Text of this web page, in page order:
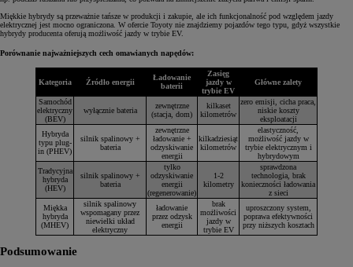
Miękkie hybrydy są przeważnie tańsze w produkcji i zakupie, ale ich funkcjonalność pod względem jazdy
elektrycznej jest mocno ograniczona. W ofercie Toyoty nie znajdziemy pojazdów tego typu, gdyż wszystkie
hybrydy producenta oferują możliwość jazdy w trybie EV.
Porównanie najważniejszych cech omawianych napędów:
Kategoria Źródło energii
Ładowanie
baterii
Zasięg
jazdy w
trybie EV
Główne zalety
Samochód
elektryczny
(BEV)
wyłącznie bateria
zewnętrzne
(stacja, dom)
kilkaset
kilometrów
zero emisji, cicha praca,
niskie koszty
eksploatacji
Hybryda
typu plug-
in (PHEV)
silnik spalinowy +
bateria
zewnętrzne
ładowanie +
odzyskiwanie
energii
kilkadziesiąt
kilometrów
elastyczność,
możliwość jazdy w
trybie elektrycznym i
hybrydowym
Tradycyjna
hybryda
(HEV)
silnik spalinowy +
bateria
tylko
odzyskiwanie
energii
(regenerowanie)
1-2
kilometry
sprawdzona
technologia, brak
konieczności ładowania
z sieci
Miękka
hybryda
(MHEV)
silnik spalinowy
wspomagany przez
niewielki układ
elektryczny
ładowanie
przez odzysk
energii
brak
możliwości
jazdy w
trybie EV
uproszczony system,
poprawa efektywności
przy niższych kosztach
Podsumowanie